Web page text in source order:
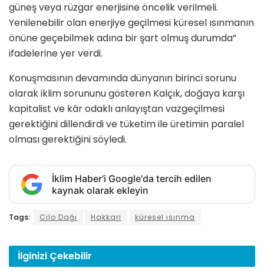
güneş veya rüzgar enerjisine öncelik verilmeli.
Yenilenebilir olan enerjiye geçilmesi küresel ısınmanın
önüne geçebilmek adına bir şart olmuş durumda”
ifadelerine yer verdi.
Konuşmasının devamında dünyanın birinci sorunu
olarak iklim sorununu gösteren Kalçık, doğaya karşı
kapitalist ve kâr odaklı anlayıştan vazgeçilmesi
gerektiğini dillendirdi ve tüketim ile üretimin paralel
olması gerektiğini söyledi.
İklim Haber'i Google'da tercih edilen
kaynak olarak ekleyin
Tags: Cilo Dağı Hakkari küresel ısınma
İlginizi Çekebilir